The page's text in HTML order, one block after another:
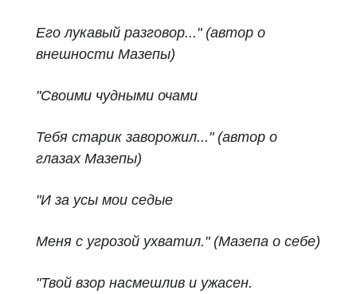
Его лукавый разговор..." (автор о
внешности Мазепы)
"Своими чудными очами
Тебя старик заворожил..." (автор о
глазах Мазепы)
"И за усы мои седые
Меня с угрозой ухватил." (Мазепа о себе)
"Твой взор насмешлив и ужасен.